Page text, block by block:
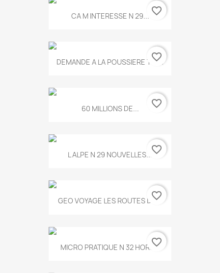
CA M INTERESSE N 29... favorite_border
DEMANDE A LA POUSSIERE T.778
favorite_border
60 MILLIONS DE... favorite_border
L ALPE N 29 NOUVELLES...favorite_border
GEO VOYAGE LES ROUTES DE...
favorite_border
MICRO PRATIQUE N 32 HORS...
favorite_border